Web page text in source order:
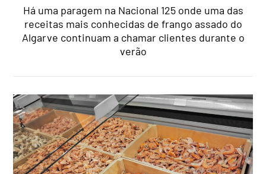
Há uma paragem na Nacional 125 onde uma das
receitas mais conhecidas de frango assado do
Algarve continuam a chamar clientes durante o
verão